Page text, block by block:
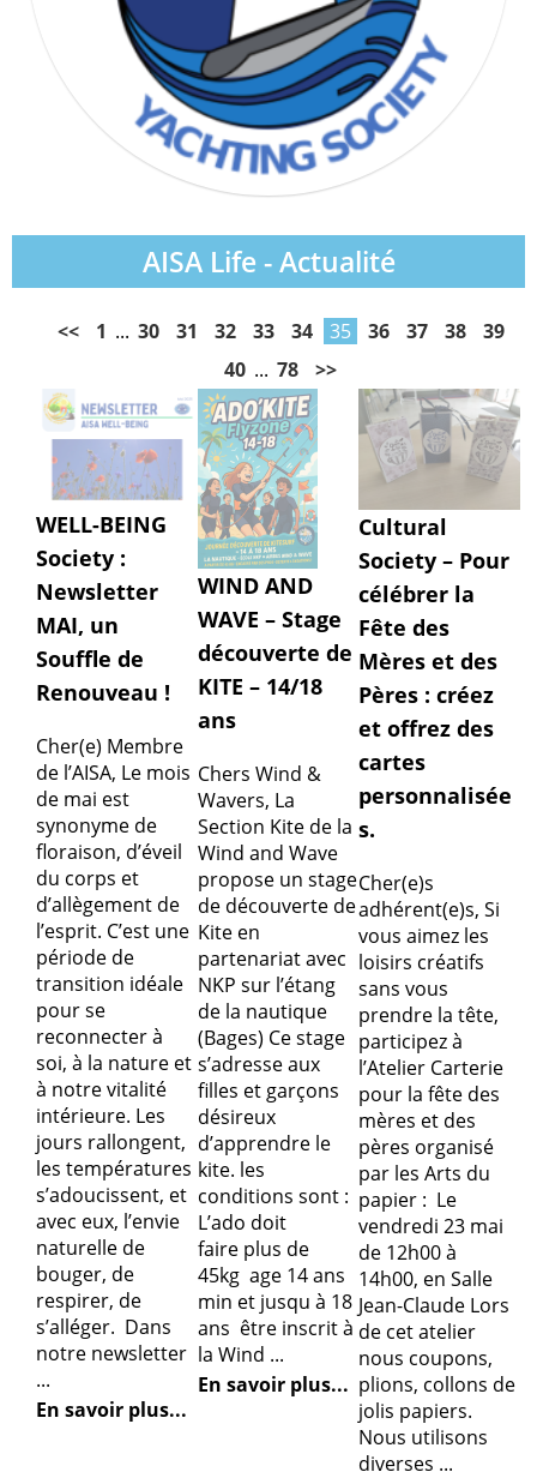
AISA Life - Actualité
<< 1 ... 30 31 32 33 34 35 36 37 38
39
40 ... 78 >>
WELL-BEING
Society :
Newsletter
MAI, un
Souffle de
Renouveau !
Cher(e) Membre
de l’AISA, Le mois
de mai est
synonyme de
floraison, d’éveil
du corps et
d’allègement de
l’esprit. C’est une
période de
transition idéale
pour se
reconnecter à
soi, à la nature et
à notre vitalité
intérieure. Les
jours rallongent,
les températures
s’adoucissent, et
avec eux, l’envie
naturelle de
bouger, de
respirer, de
s’alléger. Dans
notre newsletter
...
En savoir plus...
WIND AND
WAVE – Stage
découverte de
KITE – 14/18
ans
Chers Wind &
Wavers, La
Section Kite de la
Wind and Wave
propose un stage
de découverte de
Kite en
partenariat avec
NKP sur l’étang
de la nautique
(Bages) Ce stage
s’adresse aux
filles et garçons
désireux
d’apprendre le
kite. les
conditions sont :
L’ado doit
faire plus de
45kg age 14 ans
min et jusqu à 18
ans être inscrit à
la Wind ...
En savoir plus...
Cultural
Society – Pour
célébrer la
Fête des
Mères et des
Pères : créez
et offrez des
cartes
personnalisée
s.
Cher(e)s
adhérent(e)s, Si
vous aimez les
loisirs créatifs
sans vous
prendre la tête,
participez à
l’Atelier Carterie
pour la fête des
mères et des
pères organisé
par les Arts du
papier : Le
vendredi 23 mai
de 12h00 à
14h00, en Salle
Jean-Claude Lors
de cet atelier
nous coupons,
plions, collons de
jolis papiers.
Nous utilisons
diverses ...